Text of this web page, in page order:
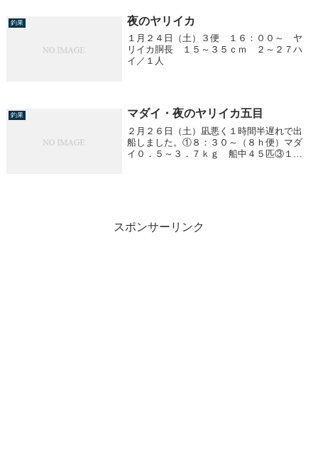
釣果 夜のヤリイカ
１月２４日（土）３便 １６：００～ ヤ
リイカ胴長 １５～３５ｃｍ ２～２７ハ
イ／１人
釣果 マダイ・夜のヤリイカ五目
２月２６日（土）凪悪く１時間半遅れで出
船しました。①８：３０～（８ｈ便）マダ
イ０．５～３．７ｋｇ 船中４５匹③１
スポンサーリンク